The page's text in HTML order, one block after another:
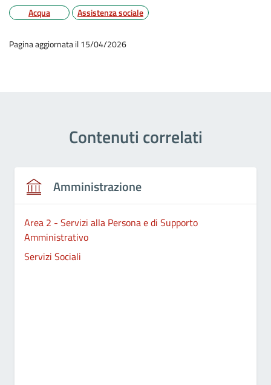
Acqua Assistenza sociale
Pagina aggiornata il 15/04/2026
Contenuti correlati
Amministrazione
Area 2 - Servizi alla Persona e di Supporto
Amministrativo
Servizi Sociali